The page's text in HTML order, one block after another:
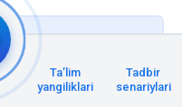
Taʼlim
yangiliklari
Tadbir
senariylari